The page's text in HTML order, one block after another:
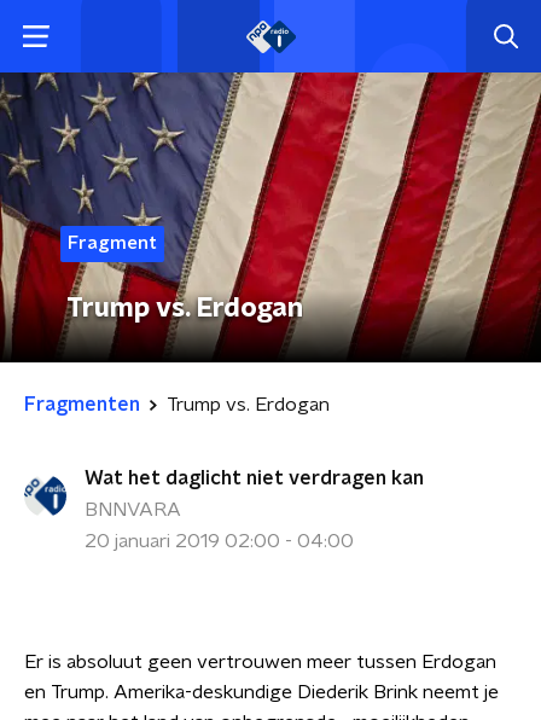
Fragment
Trump vs. Erdogan
Fragmenten Trump vs. Erdogan
Wat het daglicht niet verdragen kan
BNNVARA
20 januari 2019 02:00 - 04:00
Er is absoluut geen vertrouwen meer tussen Erdogan
en Trump. Amerika-deskundige Diederik Brink neemt je